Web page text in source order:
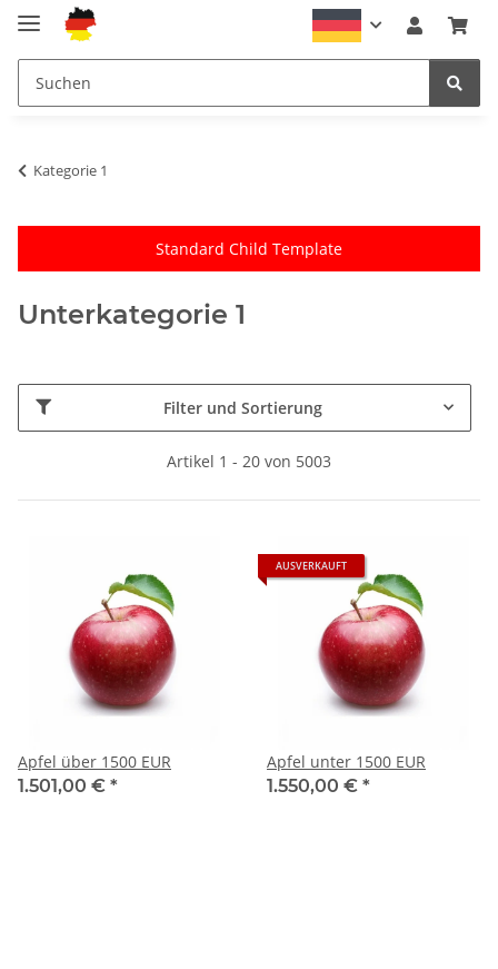
Kategorie 1
Standard Child Template
Unterkategorie 1
Filter und Sortierung
Artikel 1 - 20 von 5003
Apfel über 1500 EUR
1.501,00 € *
AUSVERKAUFT
Apfel unter 1500 EUR
1.550,00 € *